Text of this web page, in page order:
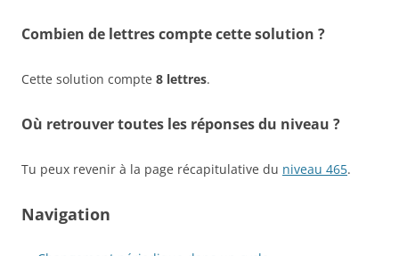
Combien de lettres compte cette solution ?
Cette solution compte 8 lettres.
Où retrouver toutes les réponses du niveau ?
Tu peux revenir à la page récapitulative du niveau 465.
Navigation